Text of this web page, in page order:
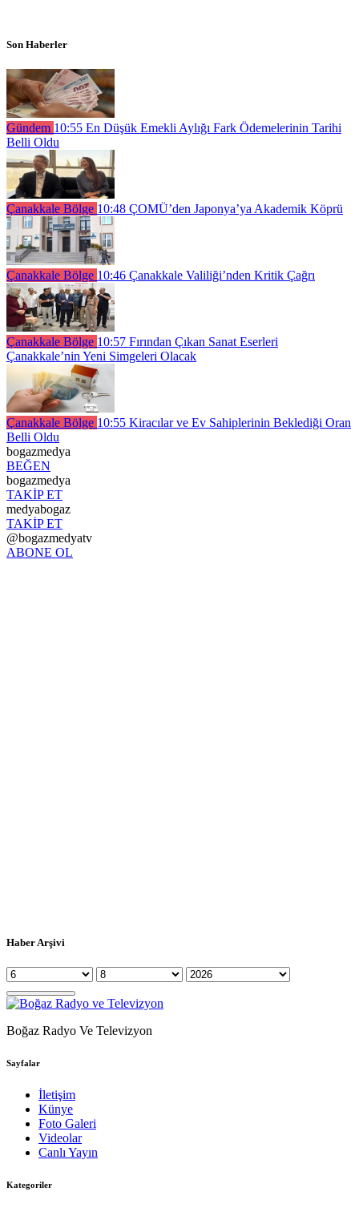
Son Haberler
Gündem 10:55 En Düşük Emekli Aylığı Fark Ödemelerinin Tarihi
Belli Oldu
Çanakkale Bölge 10:48 ÇOMÜ’den Japonya’ya Akademik Köprü
Çanakkale Bölge 10:46 Çanakkale Valiliği’nden Kritik Çağrı
Çanakkale Bölge 10:57 Fırından Çıkan Sanat Eserleri
Çanakkale’nin Yeni Simgeleri Olacak
Çanakkale Bölge 10:55 Kiracılar ve Ev Sahiplerinin Beklediği Oran
Belli Oldu
bogazmedya
BEĞEN
bogazmedya
TAKİP ET
medyabogaz
TAKİP ET
@bogazmedyatv
ABONE OL
Haber Arşivi
Boğaz Radyo Ve Televizyon
Sayfalar
İletişim
Künye
Foto Galeri
Videolar
Canlı Yayın
Kategoriler